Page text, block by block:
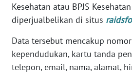
Kesehatan atau BPJS
diperjualbelikan di situs
Data tersebut mencakup
kependudukan, kartu tanda
telepon, email, nama, alamat,
WN
JAKARTA
JABAR